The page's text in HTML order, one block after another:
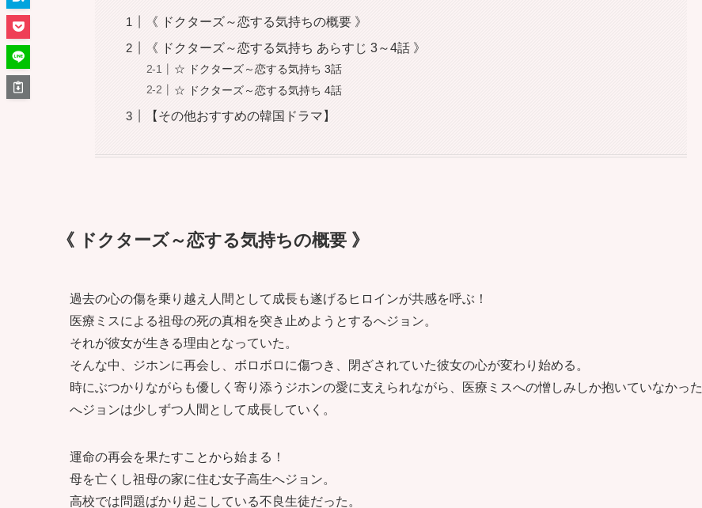
《 ドクターズ～恋する気持ちの概要 》
《 ドクターズ～恋する気持ち あらすじ 3～4話 》
☆ ドクターズ～恋する気持ち 3話
☆ ドクターズ～恋する気持ち 4話
【その他おすすめの韓国ドラマ】
《 ドクターズ～恋する気持ちの概要 》
過去の心の傷を乗り越え人間として成長も遂げるヒロインが共感を呼ぶ！
医療ミスによる祖母の死の真相を突き止めようとするへジョン。
それが彼女が生きる理由となっていた。
そんな中、ジホンに再会し、ボロボロに傷つき、閉ざされていた彼女の心が変わり始める。
時にぶつかりながらも優しく寄り添うジホンの愛に支えられながら、医療ミスへの憎しみしか抱いていなかった
へジョンは少しずつ人間として成長していく。
運命の再会を果たすことから始まる！
母を亡くし祖母の家に住む女子高生へジョン。
高校では問題ばかり起こしている不良生徒だった。